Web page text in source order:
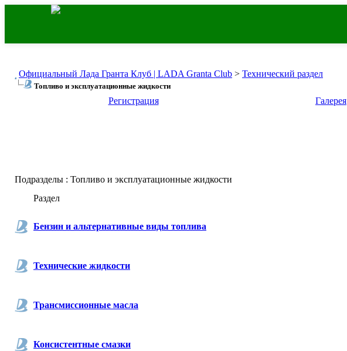
Официальный Лада Гранта Клуб | LADA Granta Club > Технический раздел
Топливо и эксплуатационные жидкости
Регистрация
Галерея
Подразделы : Топливо и эксплуатационные жидкости
Раздел
Бензин и альтернативные виды топлива
Технические жидкости
Трансмиссионные масла
Консистентные смазки